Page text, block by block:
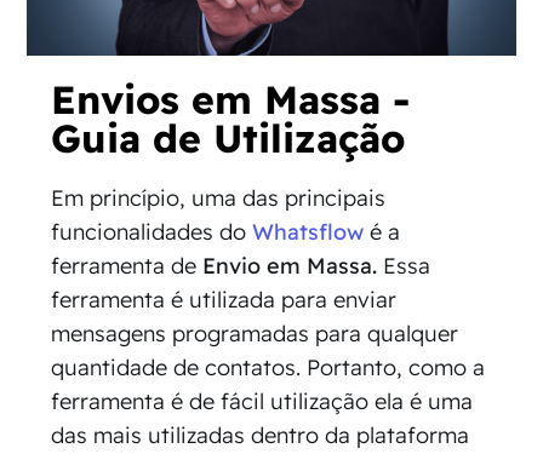
Envios em Massa -
Guia de Utilização
Em princípio, uma das principais
funcionalidades doWhatsflowé a
ferramenta de Envio em Massa. Essa
ferramenta é utilizada para enviar
mensagens programadas para qualquer
quantidade de contatos. Portanto, como a
ferramenta é de fácil utilização ela é uma
das mais utilizadas dentro da plataforma